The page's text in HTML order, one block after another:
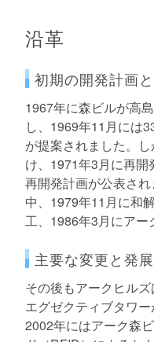
沿革
初期の開発計画
1967年に森ビルが高
し、1969年11月には
が提案されました。
け、1971年3月に再開
再開発計画が公表さ
中、1979年11月に和
工、1986年3月にアー
主要な変更と発展
その後もアークヒル
エグゼクティブタワー
2002年にはアーク森